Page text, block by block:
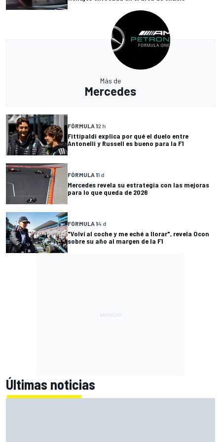
Más de
Mercedes
FÓRMULA 12 h
Fittipaldi explica por qué el duelo entre
Antonelli y Russell es bueno para la F1
FÓRMULA 11 d
Mercedes revela su estrategia con las mejoras
para lo que queda de 2026
FÓRMULA 14 d
"Volví al coche y me eché a llorar", revela Ocon
sobre su año al margen de la F1
Últimas noticias